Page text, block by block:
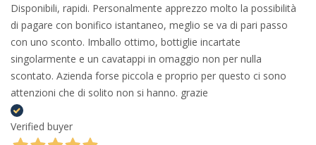
Disponibili, rapidi. Personalmente apprezzo molto la possibilità
di pagare con bonifico istantaneo, meglio se va di pari passo
con uno sconto. Imballo ottimo, bottiglie incartate
singolarmente e un cavatappi in omaggio non per nulla
scontato. Azienda forse piccola e proprio per questo ci sono
attenzioni che di solito non si hanno. grazie
Verified buyer